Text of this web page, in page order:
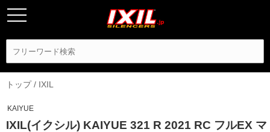
トップ/ IXIL
KAIYUE
IXIL(イクシル) KAIYUE 321 R 2021 RC フルEX マ